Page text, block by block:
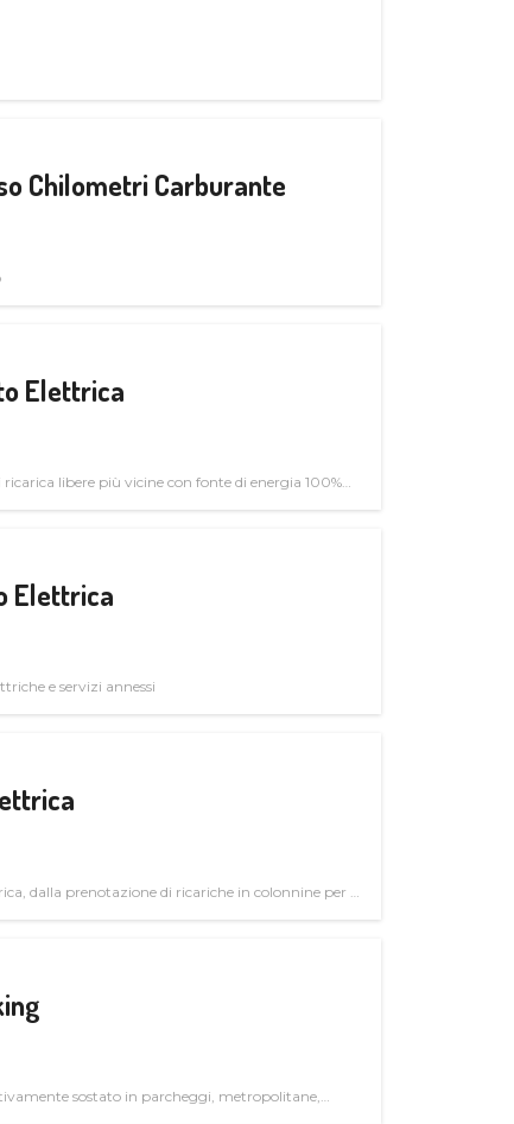
Chilometri Carburante
Elettrica
libere più vicine con fonte di energia 100%
Elettrica
e servizi annessi
dalla prenotazione di ricariche in colonnine per il
sostato in parcheggi, metropolitane,